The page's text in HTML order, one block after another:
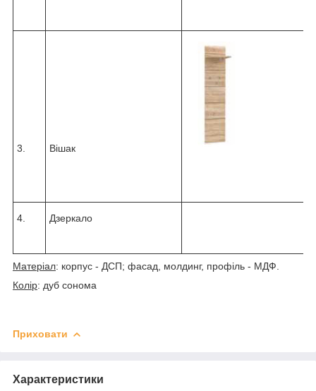
3. Вішак
4. Дзеркало
Матеріал: корпус - ДСП; фасад, молдинг, профіль - МДФ.
Колір: дуб сонома
Приховати
Характеристики